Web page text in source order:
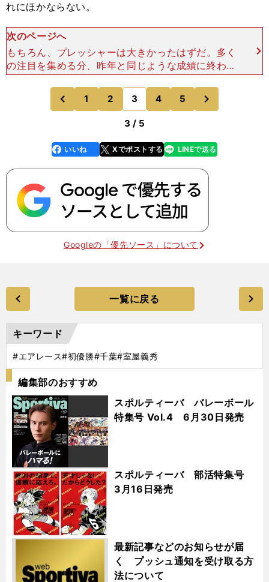
れにほかならない。
次のページへ
もちろん、プレッシャーは大きかったはずだ。多く
の注目を集める分、昨年と同じような成績に終われ
ば、「こんなものなのか」と、世間の関心が離れて
いきかねない。 しかも、昨年はメディアの側
が“勝手に”室屋
前
のページへ
1 2 3 4 5
のページへ
3 / 5
faceboo
k
いいね Xでポストする
line LINEで送る
Googleの「優先ソース」について
一覧に戻る
キーワード
#エアレース#初優勝#千葉#室屋義秀
編集部のおすすめ
スポルティーバ バレーボール
特集号 Vol.4 6月30日発売
スポルティーバ 部活特集号
3月16日発売
最新記事などのお知らせが届
く プッシュ通知を受け取る方
法について